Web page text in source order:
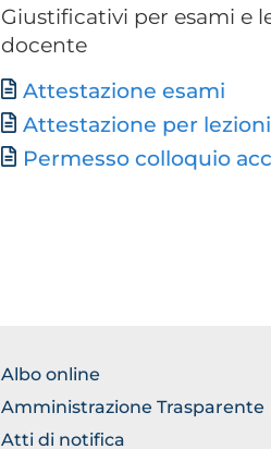
Giustificativi per esami e
docente
Document
Attestazione esami
Document
Attestazione per lezioni
Document
Permesso colloquio
BROWSE
THE
SECTION
Albo online
Amministrazione Trasparente
Atti di notifica